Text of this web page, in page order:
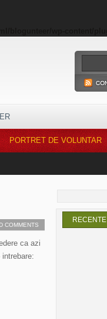
PORTRET DE VOLUNTAR
COMMENTS
ca azi
RECENTE